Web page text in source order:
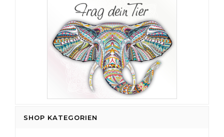
SHOP KATEGORIEN